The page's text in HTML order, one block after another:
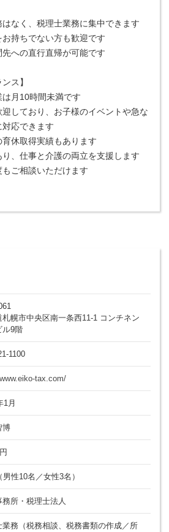
はなく、税理士業務に集中できます
お持ちでない方も歓迎です
先への直行直帰が可能です
ス】
は月10時間未満です
迎しており、お子様のイベントや急な
応できます
育休取得実績もあります
り、仕事と介護の両立を支援します
もご相談いただけます
札幌市中央区南一条西11-1 コンチネン
ル9階
1100
tax.com/
1月
博
男性10名／女性3名）
務所・税理士法人
業務（税務相談、税務書類の作成／所